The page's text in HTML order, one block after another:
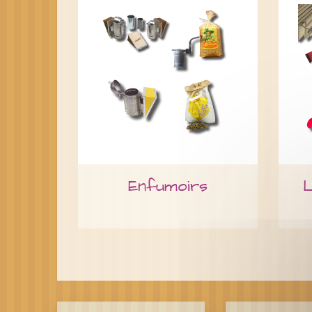
Enfumoirs